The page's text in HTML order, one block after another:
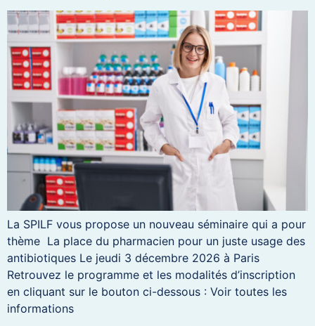
La SPILF vous propose un nouveau séminaire qui a pour
thème La place du pharmacien pour un juste usage des
antibiotiques Le jeudi 3 décembre 2026 à Paris
Retrouvez le programme et les modalités d’inscription
en cliquant sur le bouton ci-dessous : Voir toutes les
informations